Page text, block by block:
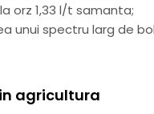
orz 1,33 l/t samanta;
spectru larg de
agricultura